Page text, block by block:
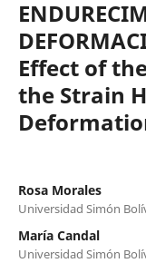
Effect of
the Strain
Rosa Morales
Universidad Simón
María Candal
Universidad Simón